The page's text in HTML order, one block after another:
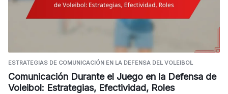
ESTRATEGIAS DE COMUNICACIÓN EN LA DEFENSA DEL VOLEIBOL
Comunicación Durante el Juego en la Defensa de
Voleibol: Estrategias, Efectividad, Roles